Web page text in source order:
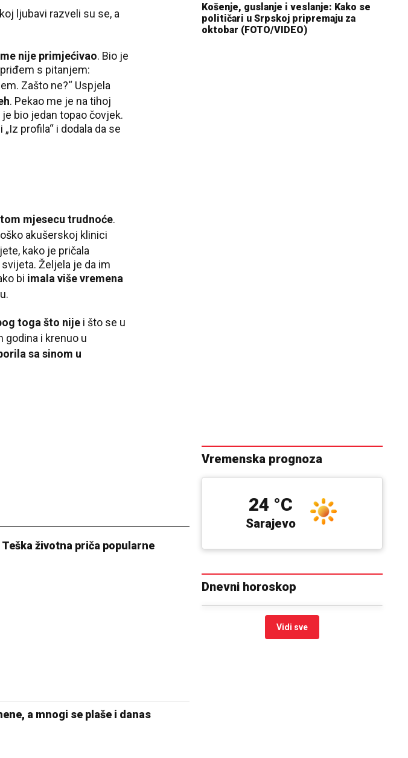
ljubavi razveli su se, a
nije primjećivao. Bio je
s pitanjem:
Zašto ne?“ Uspjela
. Pekao me je na tihoj
bio jedan topao čovjek.
profila“ i dodala da se
mjesecu trudnoće.
akušerskoj klinici
kako je pričala
Željela je da im
bi imala više vremena
toga što nije i što se u
godina i krenuo u
sa sinom u
Teška životna priča popularne
a mnogi se plaše i danas
Košenje, guslanje i veslanje: Kako se
političari u Srpskoj pripremaju za
oktobar (FOTO/VIDEO)
Vremenska prognoza
Pale Sarajevo
24 °C
Dnevni horoskop
Vidi sve